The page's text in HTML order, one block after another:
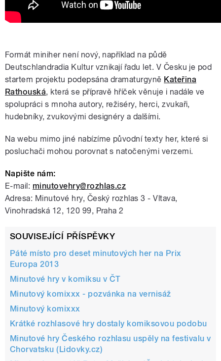
Formát miniher není nový, například na půdě
Deutschlandradia Kultur vznikají řadu let. V Česku je pod
startem projektu podepsána dramaturgyně Kateřina
Rathouská, která se přípravě hříček věnuje i nadále ve
spolupráci s mnoha autory, režiséry, herci, zvukaři,
hudebníky, zvukovými designéry a dalšími.
Na webu mimo jiné nabízíme původní texty her, které si
posluchači mohou porovnat s natočenými verzemi.
Napište nám:
E-mail: minutovehry@rozhlas.cz
Adresa: Minutové hry, Český rozhlas 3 - Vltava,
Vinohradská 12, 120 99, Praha 2
SOUVISEJÍCÍ PŘÍSPĚVKY
Páté místo pro deset minutových her na Prix
Europa 2013
Minutové hry v komiksu v ČT
Minutový komixxx - pozvánka na vernisáž
Minutový komixxx
Krátké rozhlasové hry dostaly komiksovou podobu
Minutové hry Českého rozhlasu uspěly na festivalu v
Chorvatsku (Lidovky.cz)